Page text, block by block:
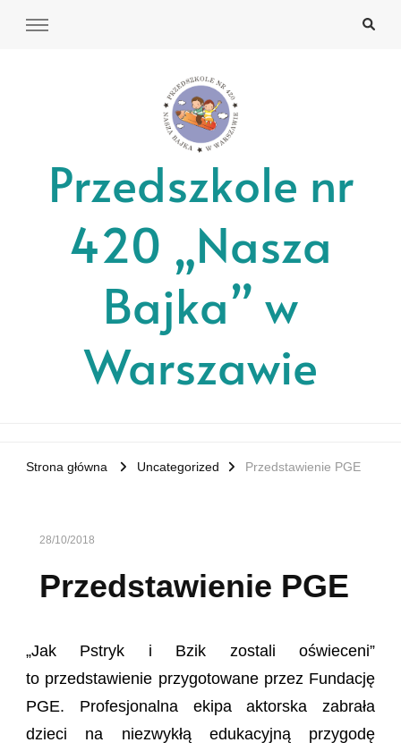
Przedszkole nr
420 „Nasza
Bajka” w
Warszawie
Strona główna Uncategorized Przedstawienie PGE
28/10/2018
Przedstawienie PGE
„Jak Pstryk i Bzik zostali oświeceni”
to przedstawienie przygotowane przez Fundację
PGE. Profesjonalna ekipa aktorska zabrała
dzieci na niezwykłą edukacyjną przygodę